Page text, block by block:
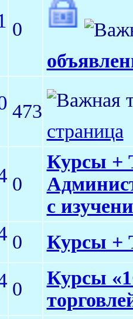
0
473
страница
0
Курсы +
с
0 Курсы +
0
Курсы